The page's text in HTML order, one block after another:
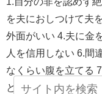
を夫におしつけて夫
外面がいい 4.夫に金
人を信用しない 6.間
なくらい腹を立てる
と他人のせいにして